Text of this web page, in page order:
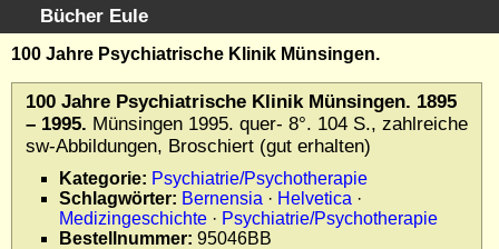
Bücher Eule
Schnellsuche:
Startseite
Erweiterte Suche
Kundenservice
Kontakt
Kategorien
Schlagwörter
100 Jahre Psychiatrische Klinik Münsingen.
100 Jahre Psychiatrische Klinik Münsingen. 1895
– 1995. Münsingen 1995. quer- 8°. 104 S., zahlreiche
sw-Abbildungen, Broschiert (gut erhalten)
Kategorie: Psychiatrie/Psychotherapie
Schlagwörter: Bernensia · Helvetica ·
Medizingeschichte · Psychiatrie/Psychotherapie
Bestellnummer: 95046BB